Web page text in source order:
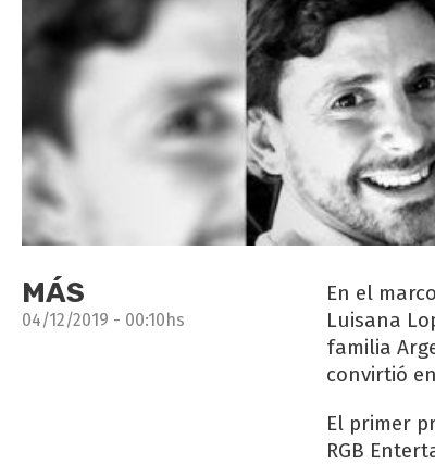
MÁS
04/12/2019 - 00:10hs
En el
Luisana
familia
convirtió
El primer
RGB